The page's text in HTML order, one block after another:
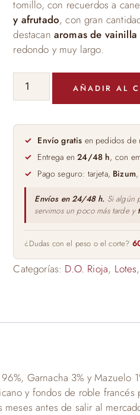
tomillo, con recuerdos a
y afrutado, con gran
destacan aromas de
redondo y muy largo.
Caja
Vino
Beronia
Tres
Botellas
75cl
cantidad
AÑADIR AL
Envío gratis en pedidos de
Entrega en24/48 h, con
Pago seguro: tarjeta, Bizum
Envíos en 24/48 h. Si algún
servimos un poco más tarde y
¿Dudas con el peso o el corte?
Categorías: D.O. Rioja, Lotes,
Garnacha 3% y Mazuelo
y fondos de roble
antes de salir al